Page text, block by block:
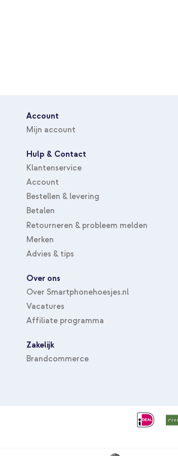
Account
Mijn account
Hulp & Contact
Klantenservice
Account
Bestellen & levering
Betalen
Retourneren & probleem melden
Merken
Advies & tips
Over ons
Over Smartphonehoesjes.nl
Vacatures
Affiliate programma
Zakelijk
Brandcommerce